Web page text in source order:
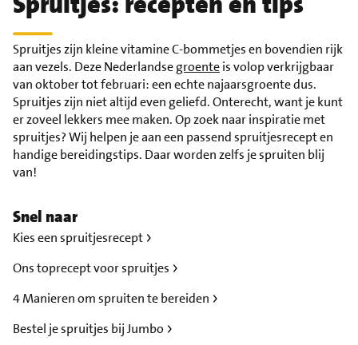
Spruitjes zijn kleine vitamine C-bommetjes en bovendien rijk
aan vezels. Deze Nederlandsegroenteis volop verkrijgbaar
van oktober tot februari: een echte najaarsgroente dus.
Spruitjes zijn niet altijd even geliefd. Onterecht, want je kunt
er zoveel lekkers mee maken. Op zoek naar inspiratie met
spruitjes? Wij helpen je aan een passend spruitjesrecept en
handige bereidingstips. Daar worden zelfs je spruiten blij
van!
Snel naar
Kies een spruitjesrecept
Ons toprecept voor spruitjes
4 Manieren om spruiten te bereiden
Bestel je spruitjes bij Jumbo